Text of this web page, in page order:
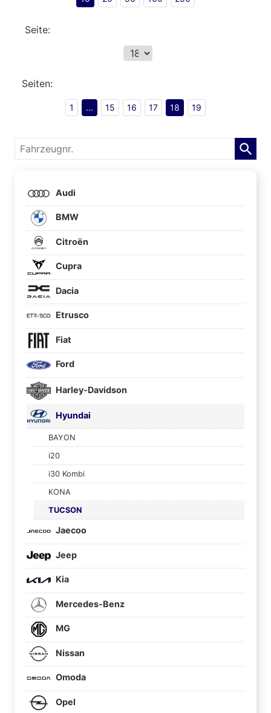
Seite:
Seiten:
1 ... 15 16 17 18 19
Fahrzeugnr.
Audi
BMW
Citroën
Cupra
Dacia
Etrusco
Fiat
Ford
Harley-Davidson
Hyundai
BAYON
i20
i30 Kombi
KONA
TUCSON
Jaecoo
Jeep
Kia
Mercedes-Benz
MG
Nissan
Omoda
Opel